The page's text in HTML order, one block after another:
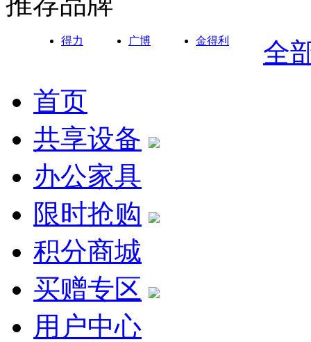
得力 广博 金得利
全
首页
共享设备
办公家具
限时抢购
积分商城
买赠专区
用户中心